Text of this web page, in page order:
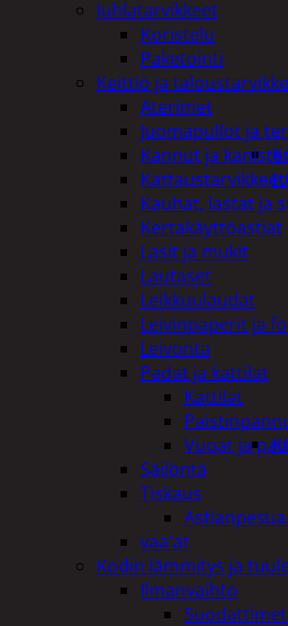
Juhlatarvikkeet
Koristelu
Paketointi
Keittiö ja
Aterimet
Juomapullot ja
Kannut ja
Kattaustarvikkeet
Kauhat, lastat ja
Kertakäyttöastiat
Lasit ja mukit
Lautaset
Leikkuulaudat
Leivinpaperit ja
Leivonta
Padat ja kattilat
Kattilat
Vuoat ja
Säilöntä
Tiskaus
vaa'at
Kodin lämmitys ja
Ilmanvaihto
Suodattimet